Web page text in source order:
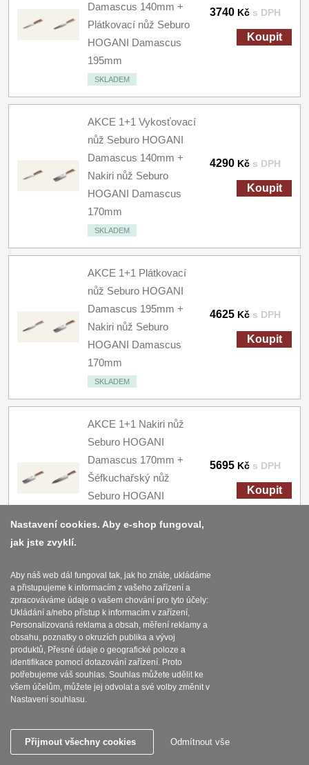
Damascus 140mm +
Plátkovací nůž Seburo
HOGANI Damascus
195mm
SKLADEM
3740 Kč s DPH
Koupit
AKCE 1+1 Vykosťovací
nůž Seburo HOGANI
Damascus 140mm +
Nakiri nůž Seburo
HOGANI Damascus
170mm
SKLADEM
4290 Kč s DPH
Koupit
AKCE 1+1 Plátkovací
nůž Seburo HOGANI
Damascus 195mm +
Nakiri nůž Seburo
HOGANI Damascus
170mm
SKLADEM
4625 Kč s DPH
Koupit
AKCE 1+1 Nakiri nůž
Seburo HOGANI
Damascus 170mm +
Šéfkuchařský nůž
Seburo HOGANI
SKLADEM
5695 Kč s DPH
Koupit
AKCE 1+1 Honesuki
(vykosťovací,
univerzální) nůž Seburo
SUBAJA Damascus
130mm + Nakiri nůž
Seburo SUBAJA
Damascus 175mm
AKCE 1+1 Kiritsuke
Nastavení cookies. Aby e-shop fungoval,
jak jste zvyklí.
Aby náš web dál fungoval tak, jak ho znáte, ukládáme
a přistupujeme k informacím z vašeho zařízení a
zpracováváme údaje o vašem chování pro tyto účely:
Ukládání a/nebo přístup k informacím v zařízení,
Personalizovaná reklama a obsah, měření reklamy a
obsahu, poznatky o okruzích publika a vývoj
produktů, Přesné údaje o geografické poloze a
identifikace pomocí dotazování zařízení. Proto
potřebujeme váš souhlas. Souhlas můžete udělit ke
všem účelům, můžete jej odvolat a své volby změnit v
Nastavení souhlasu.
Přijmout všechny cookies Odmítnout vše